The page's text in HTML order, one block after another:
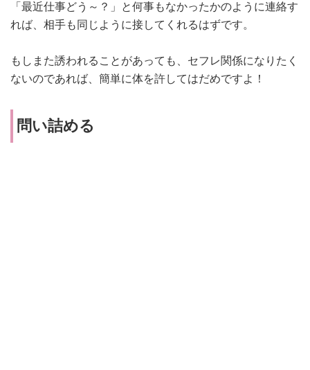
「最近仕事どう～？」と何事もなかったかのように連絡す
れば、相手も同じように接してくれるはずです。
もしまた誘われることがあっても、セフレ関係になりたく
ないのであれば、簡単に体を許してはだめですよ！
問い詰める